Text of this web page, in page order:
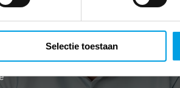
Selectie toestaan